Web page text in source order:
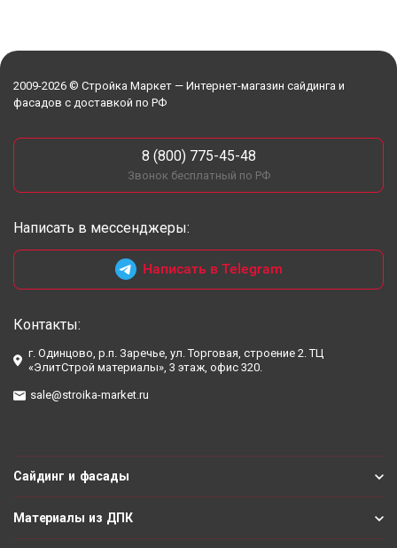
2009-2026 © Стройка Маркет — Интернет-магазин сайдинга и
фасадов с доставкой по РФ
8 (800) 775-45-48
Звонок бесплатный по РФ
Написать в мессенджеры:
Написать в Telegram
Контакты:
г. Одинцово, р.п. Заречье, ул. Торговая, строение 2. ТЦ
«ЭлитСтрой материалы», 3 этаж, офис 320.
sale@stroika-market.ru
Сайдинг и фасады
Материалы из ДПК